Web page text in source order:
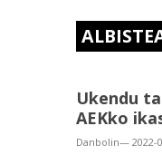
Ukendu
AEKko
Danbolin— 2022-